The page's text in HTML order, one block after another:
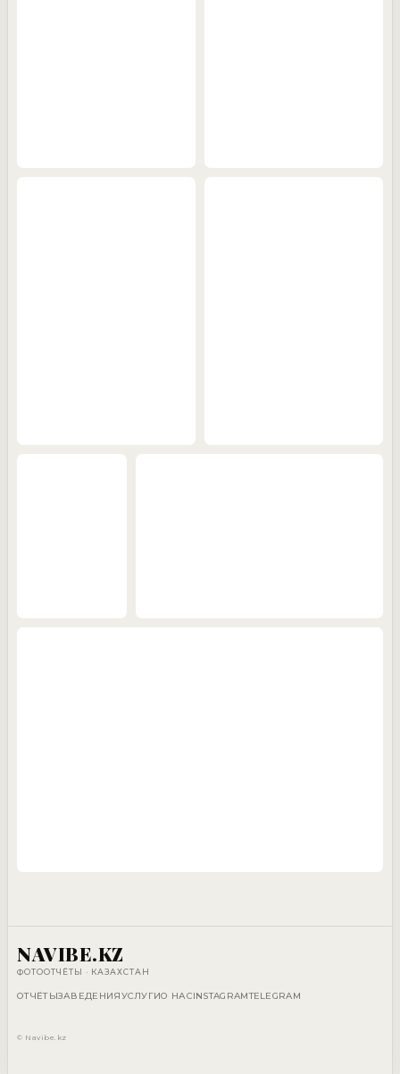
NAVIBE.KZ
ФОТООТЧЁТЫ · КАЗАХСТАН
ОТЧЁТЫЗАВЕДЕНИЯУСЛУГИО НАСINSTAGRAMTELEGRAM
© Navibe.kz